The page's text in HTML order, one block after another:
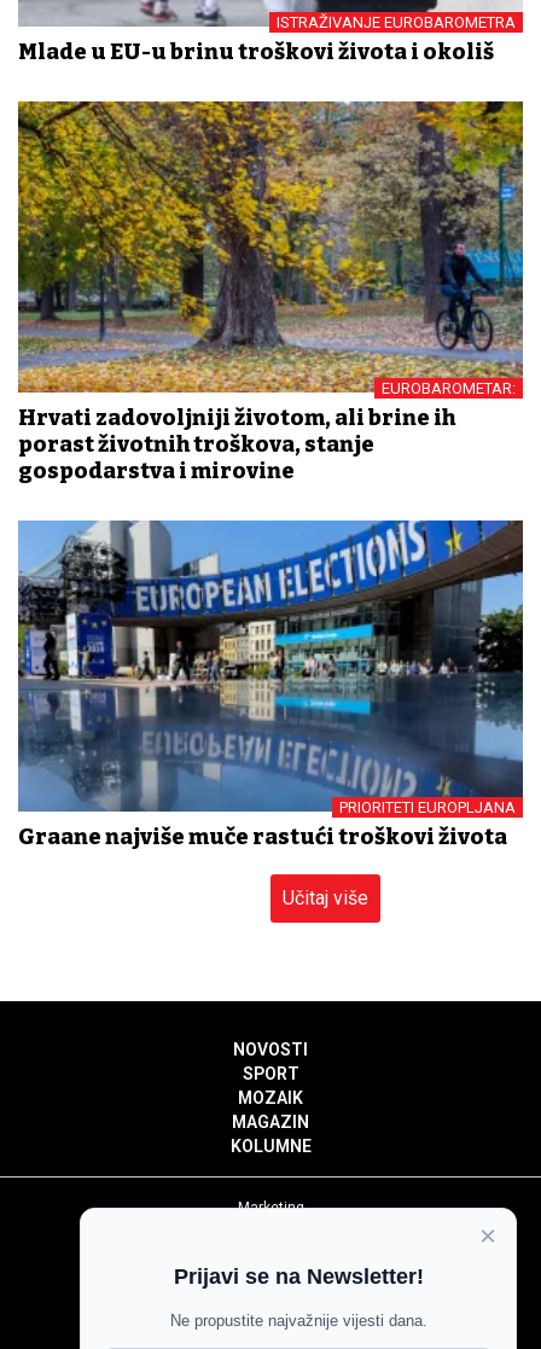
ISTRAŽIVANJE EUROBAROMETRA
Mlade u EU-u brinu troškovi života i okoliš
EUROBAROMETAR:
Hrvati zadovoljniji životom, ali brine ih
porast životnih troškova, stanje
gospodarstva i mirovine
PRIORITETI EUROPLJANA
Građane najviše muče rastući troškovi života
Učitaj više
NOVOSTI
SPORT
MOZAIK
MAGAZIN
KOLUMNE
Marketing
Impressum
Pravila komentiranja
×
Prijavi se na Newsletter!
Ne propustite najvažnije vijesti dana.